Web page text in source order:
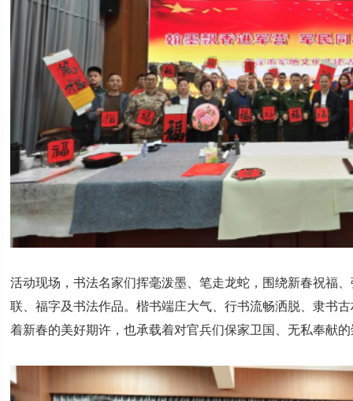
活动现场，书法名家们挥毫泼墨、笔走龙蛇，围绕新春祝福
联、福字及书法作品。楷书端庄大气、行书流畅洒脱、隶书
着新春的美好期许，也承载着对官兵们保家卫国、无私奉献